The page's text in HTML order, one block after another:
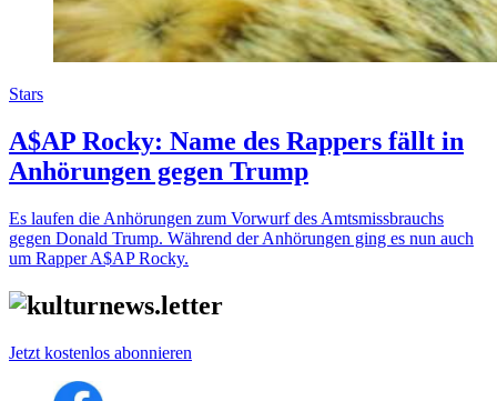
Stars
A$AP Rocky: Name des Rappers fällt in
Anhörungen gegen Trump
Es laufen die Anhörungen zum Vorwurf des Amtsmissbrauchs
gegen Donald Trump. Während der Anhörungen ging es nun auch
um Rapper A$AP Rocky.
Jetzt kostenlos abonnieren